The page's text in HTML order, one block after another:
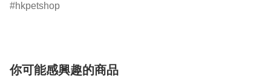
hkpetshop
你可能感興趣的商品